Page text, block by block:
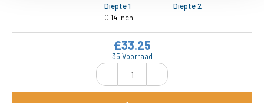
Diepte 1
0.14 inch
Diepte 2
-
35 Voorraad
£33.25